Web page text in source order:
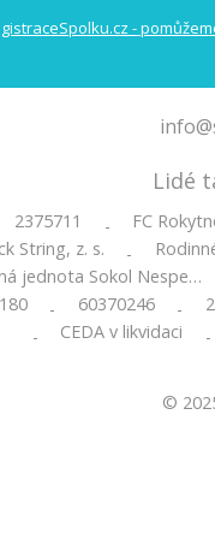
Lidé
2375711 - FC
String, z. s.
-
jednota Sokol Nespe…
- 60370246 -
-
CEDA v likvidaci -
©